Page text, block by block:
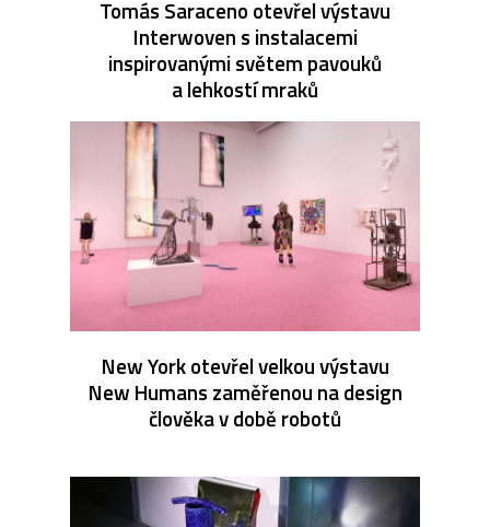
Tomás Saraceno otevřel výstavu
Interwoven s instalacemi
inspirovanými světem pavouků
a lehkostí mraků
New York otevřel velkou výstavu
New Humans zaměřenou na design
člověka v době robotů